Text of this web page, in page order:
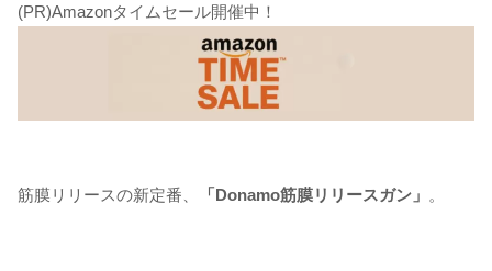
(PR)Amazonタイムセール開催中！
筋膜リリースの新定番、 「Donamo筋膜リリースガン」 。